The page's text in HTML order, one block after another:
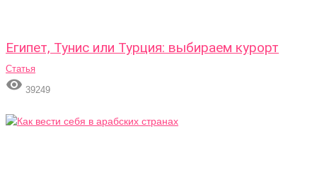
Египет, Тунис или Турция: выбираем курорт
Статья
 39249